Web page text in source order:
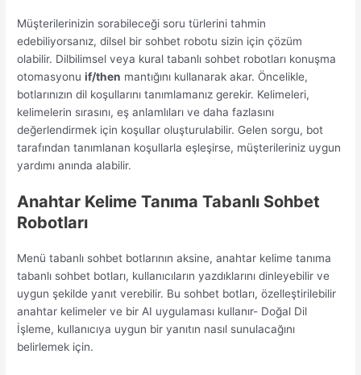
Müşterilerinizin sorabileceği soru türlerini tahmin
edebiliyorsanız, dilsel bir sohbet robotu sizin için çözüm
olabilir. Dilbilimsel veya kural tabanlı sohbet robotları konuşma
otomasyonuif/then mantığını kullanarak akar. Öncelikle,
botlarınızın dil koşullarını tanımlamanız gerekir. Kelimeleri,
kelimelerin sırasını, eş anlamlıları ve daha fazlasını
değerlendirmek için koşullar oluşturulabilir. Gelen sorgu, bot
tarafından tanımlanan koşullarla eşleşirse, müşterileriniz uygun
yardımı anında alabilir.
Anahtar Kelime Tanıma Tabanlı Sohbet
Robotları
Menü tabanlı sohbet botlarının aksine, anahtar kelime tanıma
tabanlı sohbet botları, kullanıcıların yazdıklarını dinleyebilir ve
uygun şekilde yanıt verebilir. Bu sohbet botları, özelleştirilebilir
anahtar kelimeler ve bir AI uygulaması kullanır- Doğal Dil
İşleme, kullanıcıya uygun bir yanıtın nasıl sunulacağını
belirlemek için.